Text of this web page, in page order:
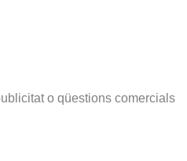
o qüestions comercials